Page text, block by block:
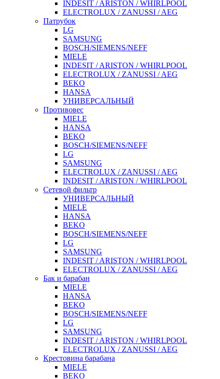
INDESIT / ARISTON / WHIRLPOOL
ELECTROLUX / ZANUSSI / AEG
Патрубок
LG
SAMSUNG
BOSCH/SIEMENS/NEFF
MIELE
INDESIT / ARISTON / WHIRLPOOL
ELECTROLUX / ZANUSSI / AEG
BEKO
HANSA
УНИВЕРСАЛЬНЫЙ
Противовес
MIELE
HANSA
BEKO
BOSCH/SIEMENS/NEFF
LG
SAMSUNG
ELECTROLUX / ZANUSSI / AEG
INDESIT / ARISTON / WHIRLPOOL
Сетевой фильтр
УНИВЕРСАЛЬНЫЙ
MIELE
HANSA
BEKO
BOSCH/SIEMENS/NEFF
LG
SAMSUNG
INDESIT / ARISTON / WHIRLPOOL
ELECTROLUX / ZANUSSI / AEG
Бак и барабан
MIELE
HANSA
BEKO
BOSCH/SIEMENS/NEFF
LG
SAMSUNG
INDESIT / ARISTON / WHIRLPOOL
ELECTROLUX / ZANUSSI / AEG
Крестовина барабана
MIELE
BEKO